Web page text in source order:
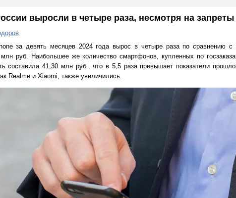
выросли в четыре раза, несмотря на запреты
за девять месяцев 2024 года вырос в четыре раза по сравнению с
руб. Наибольшее же количество смартфонов, купленных по
составила 41,30 млн руб., что в 5,5 раза превышает показатели
Realme и Xiaomi, также увеличились.